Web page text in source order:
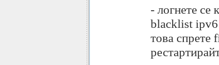
- логнете се
blacklist
това